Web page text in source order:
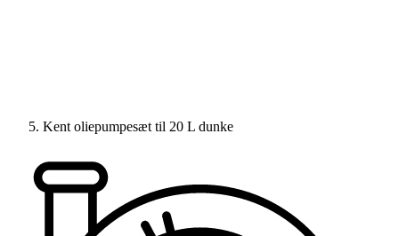
Kent oliepumpesæt til 20 L dunke